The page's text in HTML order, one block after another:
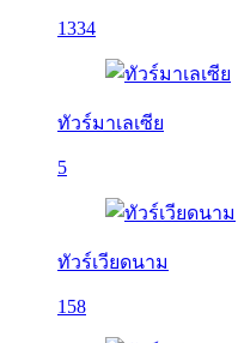
1334
ทัวร์มาเลเซีย
5
ทัวร์เวียดนาม
158